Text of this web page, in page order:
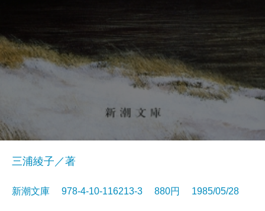
三浦綾子／著
新潮文庫 978-4-10-116213-3 880円 1985/05/28